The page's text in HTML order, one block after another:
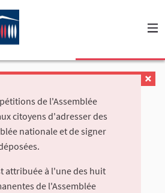
de l'Assemblée
citoyens d'adresser des
nationale et de signer
attribuée à l'une des huit
de l'Assemblée